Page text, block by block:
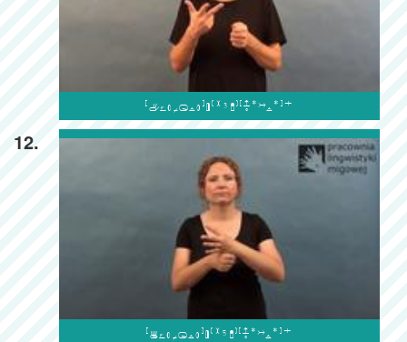

12.
